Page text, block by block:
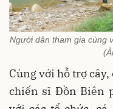
Người dân tham gia cùng
Cùng với hỗ trợ
chiến sĩ Đồn Biên